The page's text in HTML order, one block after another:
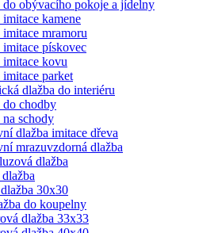
do obývacího pokoje a jídelny
kamene
mramoru
imitace pískovec
imitace kovu
parket
dlažba do interiéru
do chodby
schody
dlažba imitace dřeva
mrazuvzdorná dlažba
dlažba
30x30
do koupelny
dlažba 33x33